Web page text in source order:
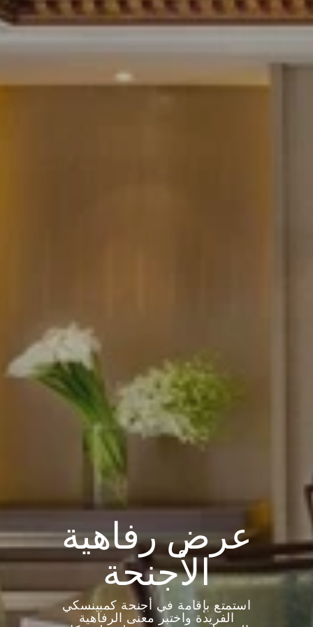
عرض رفاهية
الأجنحة
استمتع بإقامة في أجنحة كمبينسكي
الفريدة واختبر معنى الرفاهية